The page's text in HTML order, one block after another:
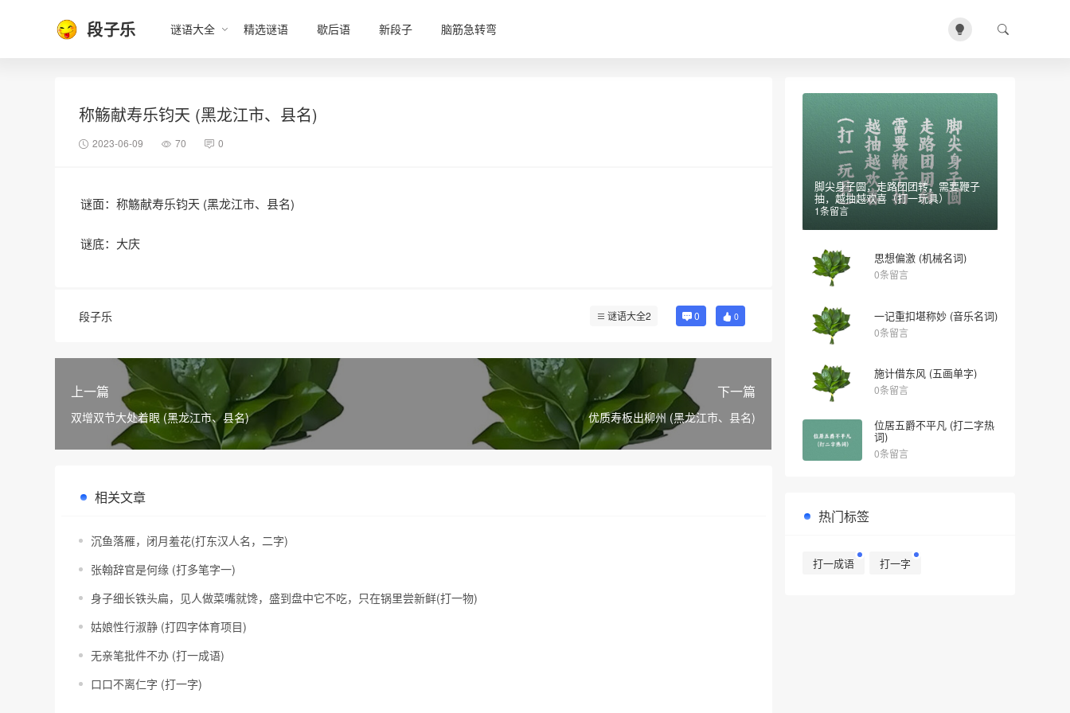
段子乐 谜语大全 精选谜语 歇后语 新段子 脑筋急转弯
称觞献寿乐钧天 (黑龙江市、县名)
2023-06-09 70 0
谜面：称觞献寿乐钧天 (黑龙江市、县名)
谜底：大庆
段子乐 谜语大全2 0 0
上一篇
双增双节大处着眼 (黑龙江市、县名)
下一篇
优质寿板出柳州 (黑龙江市、县名)
相关文章
沉鱼落雁，闭月羞花(打东汉人名，二字)
张翰辞官是何缘 (打多笔字一)
身子细长铁头扁，见人做菜嘴就馋，盛到盘中它不吃，只在锅里尝新鲜(打一物)
姑娘性行淑静 (打四字体育项目)
无亲笔批件不办 (打一成语)
口口不离仁字 (打一字)
脚尖身子圆，走路团团转，需要鞭子
抽，越抽越欢喜（打一玩具）
1条留言
思想偏激 (机械名词)
0条留言
一记重扣堪称妙 (音乐名词)
0条留言
施计借东风 (五画单字)
0条留言
位居五爵不平凡 (打二字热
词)
0条留言
热门标签
打一成语 打一字